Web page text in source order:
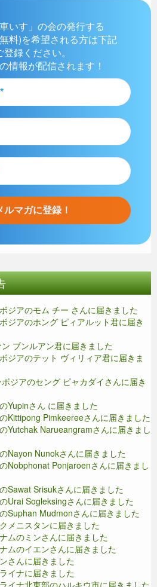
いす」の会の発行する
料)を希望される方は下記
録ください。
情報が配信されます！
ジアのモム チー さんに届きました
ジアのホング ピィアルット君に届き
ブンルアン君に届きました
ジアのテット ヴィリィア君に届きま
ジアのセング ピャカダイさんに届き
Yupinさん に届きました
Kittipong Pimkeereeさんに届きました
Yutchak Narueangramさんに届きまし
Nayon Nunokさんに届きました
Nobphonat Ponjaroenさんに届きまし
Sawat Srisukさんに届きました
Urai Sogleksingさんに届きました
Suphan Mudmonさんに届きました
メニスタンに届きました
ムのミンさんに届きました
ムのイエンさんに届きました
さんに届きました
イナに届きました
イナ北東部のハルキウ市に届きました